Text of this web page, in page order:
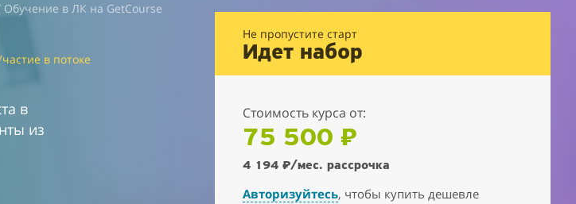
в ЛК на GetCourse
в потоке
в
из
Не пропустите старт
Идет набор
Стоимость курса от:
75 500 ₽
4 194 ₽/мес. рассрочка
Авторизуйтесь, чтобы купить дешевле